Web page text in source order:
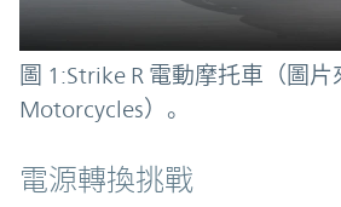
圖 1:Strike R 電動摩托車（圖
Motorcycles）。
電源轉換挑戰